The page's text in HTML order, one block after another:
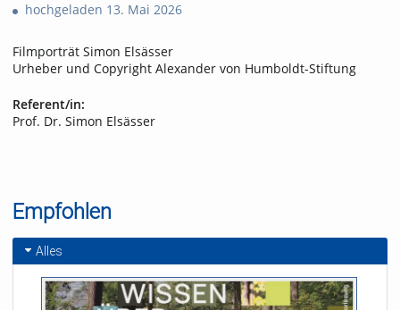
hochgeladen 13. Mai 2026
Filmporträt Simon Elsässer
Urheber und Copyright Alexander von Humboldt-Stiftung
Referent/in:
Prof. Dr. Simon Elsässer
Empfohlen
Alles